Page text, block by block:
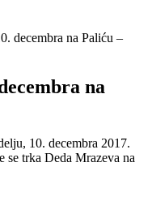
decembra na Paliću –
na
10. decembra 2017.
se trka Deda Mrazeva na